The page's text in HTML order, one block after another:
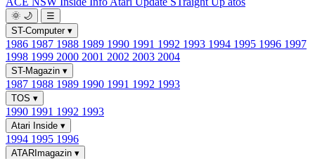
🌞 🌙
☰
ST-Computer ▾
1986 1987 1988 1989 1990 1991 1992 1993 1994 1995 1996 1997
1998 1999 2000 2001 2002 2003 2004
ST-Magazin ▾
1987 1988 1989 1990 1991 1992 1993
TOS ▾
1990 1991 1992 1993
Atari Inside ▾
1994 1995 1996
ATARImagazin ▾